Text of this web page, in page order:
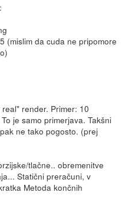
(mislim da cuda ne pripomore
render. Primer: 10
je samo primerjava. Takšni
ne tako pogosto. (prej
tlačne.. obremenitve
Statični preračuni, v
Metoda končnih